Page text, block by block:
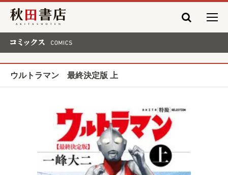
秋田書店
ウルトラマン 最終決定版 上